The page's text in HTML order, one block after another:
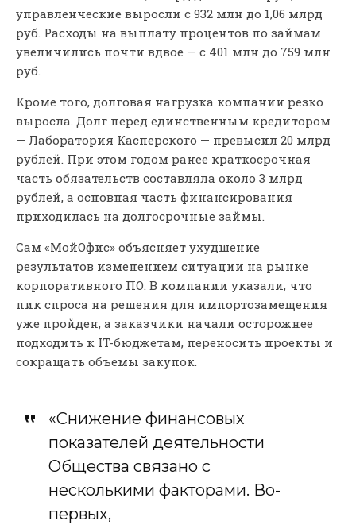
управленческие выросли с 932 млн до 1,06 млрд
руб. Расходы на выплату процентов по займам
увеличились почти вдвое — с 401 млн до 759 млн
руб.
Кроме того, долговая нагрузка компании резко
выросла. Долг перед единственным кредитором
— Лаборатория Касперского — превысил 20 млрд
рублей. При этом годом ранее краткосрочная
часть обязательств составляла около 3 млрд
рублей, а основная часть финансирования
приходилась на долгосрочные займы.
Сам «МойОфис» объясняет ухудшение
результатов изменением ситуации на рынке
корпоративного ПО. В компании указали, что
пик спроса на решения для импортозамещения
уже пройден, а заказчики начали осторожнее
подходить к IT-бюджетам, переносить проекты и
сокращать объемы закупок.
«Снижение финансовых
показателей деятельности
Общества связано с
несколькими факторами. Во-
первых,